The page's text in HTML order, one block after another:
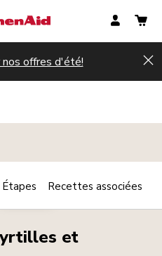
offres d'été!
BOISSONS Print
et
Étapes Recettes associées